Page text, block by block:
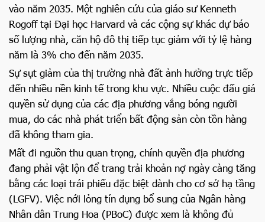
vào năm 2035. Một nghiên cứu của giáo sư Kenneth
Rogoff tại Đại học Harvard và các cộng sự khác dự báo
số lượng nhà, căn hộ đô thị tiếp tục giảm với tỷ lệ hàng
năm là 3% cho đến năm 2035.
Sự sụt giảm của thị trường nhà đất ảnh hưởng trực tiếp
đến nhiều nền kinh tế trong khu vực. Nhiều cuộc đấu giá
quyền sử dụng của các địa phương vắng bóng người
mua, do các nhà phát triển bất động sản còn tồn hàng
đã không tham gia.
Mất đi nguồn thu quan trọng, chính quyền địa phương
đang phải vật lộn để trang trải khoản nợ ngày càng tăng
bằng các loại trái phiếu đặc biệt dành cho cơ sở hạ tầng
(LGFV). Việc nới lỏng tín dụng bổ sung của Ngân hàng
Nhân dân Trung Hoa (PBoC) được xem là không đủ